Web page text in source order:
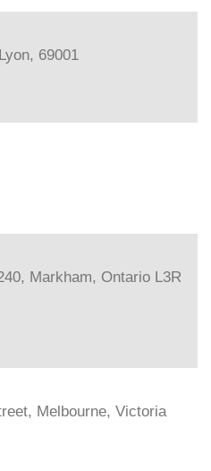
69001
Markham, Ontario L3R
Melbourne, Victoria